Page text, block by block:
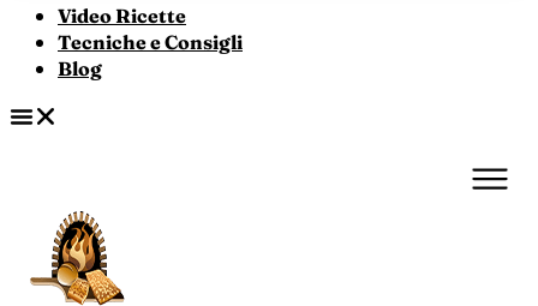
Video Ricette
Tecniche e Consigli
Blog